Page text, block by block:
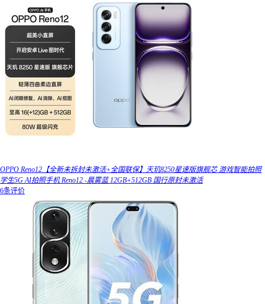
OPPO Reno12【全新未拆封未激活+全国联保】天玑8250星速版旗舰芯 游戏智能拍照
学生5G AI拍照手机 Reno12 -晨雾蓝 12GB+512GB 国行原封未激活
6条评价